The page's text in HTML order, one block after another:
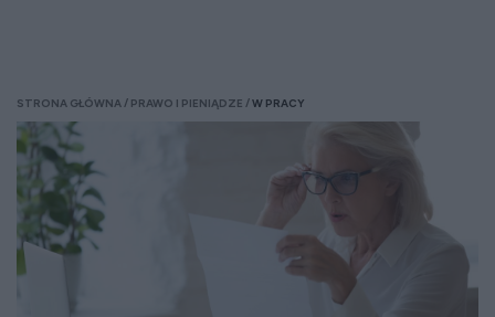
STRONA GŁÓWNA PRAWO I PIENIĄDZE W PRACY